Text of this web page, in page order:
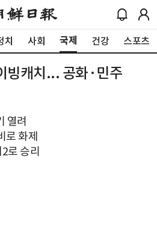
치 사회 국제 건강 스포츠
빙캐치... 공화·민주
열려
로 화제
로 승리